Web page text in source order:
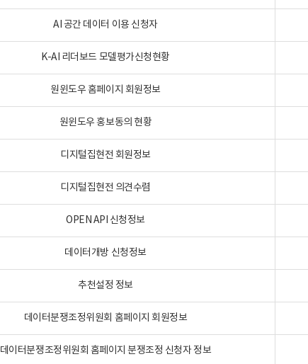
AI 공간 데이터 이용 신청자
K-AI 리더보드 모델평가신청현황
원윈도우 홈페이지 회원정보
원윈도우 홍보동의 현황
디지털집현전 회원정보
디지털집현전 의견수렴
OPEN API 신청정보
데이터개방 신청정보
추천설정 정보
데이터분쟁조정위원회 홈페이지 회원정보
데이터분쟁조정위원회 홈페이지 분쟁조정 신청자 정보